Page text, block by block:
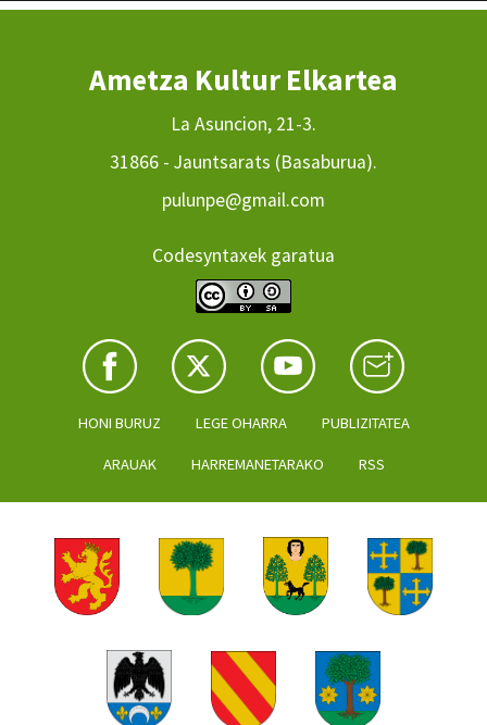
Ametza Kultur Elkartea
La Asuncion, 21-3.
31866 - Jauntsarats (Basaburua).
pulunpe@gmail.com
Codesyntaxek garatua
HONI BURUZ LEGE OHARRA PUBLIZITATEA
ARAUAK HARREMANETARAKO RSS